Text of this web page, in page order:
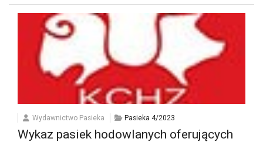
Wydawnictwo Pasieka Pasieka 4/2023
Wykaz pasiek hodowlanych oferujących